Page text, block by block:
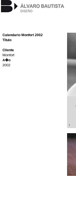
Calendario Monfort 2002
Título
Cliente
Monfort
A�o
2002